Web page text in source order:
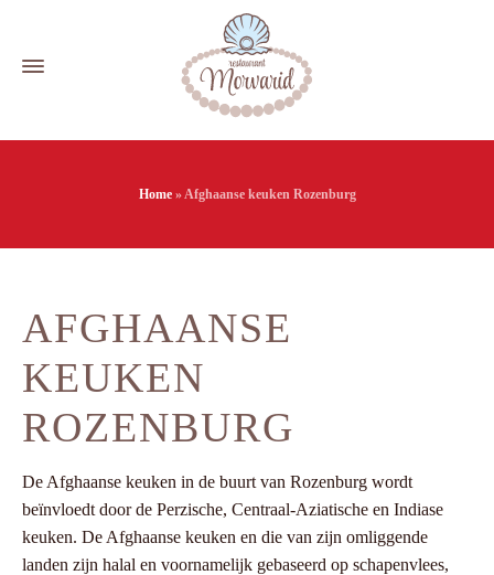
Home»Afghaanse keuken Rozenburg
AFGHAANSE
KEUKEN
ROZENBURG
De Afghaanse keuken in de buurt van Rozenburg wordt
beïnvloedt door de Perzische, Centraal-Aziatische en Indiase
keuken. De Afghaanse keuken en die van zijn omliggende
landen zijn halal en voornamelijk gebaseerd op schapenvlees,